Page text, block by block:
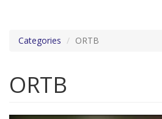
Categories ORTB
ORTB